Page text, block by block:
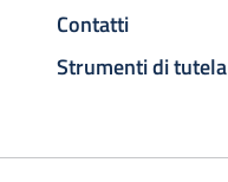
Contatti
Strumenti di tutela